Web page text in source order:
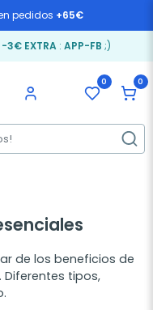
pedidos +65€
-3€ EXTRA: APP-FB ;)
0 0
de los beneficios de
tipos,